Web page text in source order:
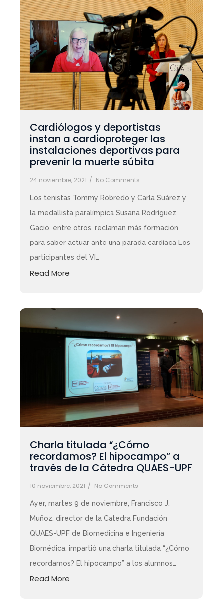
Cardiólogos y deportistas
instan a cardioproteger las
instalaciones deportivas para
prevenir la muerte súbita
24 noviembre, 2021 / No Comments
Los tenistas Tommy Robredo y Carla Suárez y
la medallista paralímpica Susana Rodríguez
Gacio, entre otros, reclaman más formación
para saber actuar ante una parada cardíaca Los
participantes del VI…
Read More
Charla titulada “¿Cómo
recordamos? El hipocampo” a
través de la Cátedra QUAES-UPF
10 noviembre, 2021 / No Comments
Ayer, martes 9 de noviembre, Francisco J.
Muñoz, director de la Cátedra Fundación
QUAES-UPF de Biomedicina e Ingeniería
Biomédica, impartió una charla titulada “¿Cómo
recordamos? El hipocampo” a los alumnos…
Read More